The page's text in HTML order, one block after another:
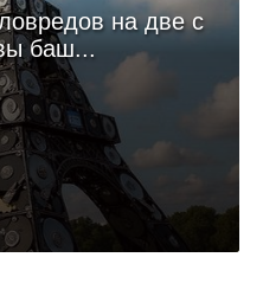
на две с
баш...